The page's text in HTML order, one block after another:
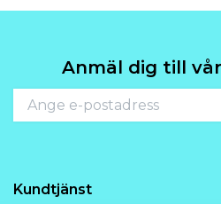
Anmäl dig till
Kundtjänst